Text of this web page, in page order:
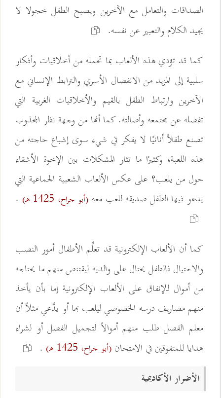
الصداقات والتعامل مع الآخرين ويصبح الطفل خجولا لا
يجيد الكلام والتعبير عن نفسه.
كما قد تؤدي هذه الألعاب بما تحمله من أخلاقيات وأفكار
سلبية إلى المزيد من الانفصال الأسري والترابط الإنساني مع
الآخرين وارتباط الطفل بالقيم والأخلاقيات الغربية التي
تفصله عن مجتمعه وأصالته. كما أنها من وجهة نظر المجذوب
تصنع طفلاً أنانيًا لا يفكر في شيء سوى إشباع حاجته من
هذه اللعبة، وكثيرًا ما تثار المشكلات بين الإخوة الأشقاء
حول من يلعب؟ على عكس الألعاب الشعبية الجماعية التي
يدعو فيها الطفل صديقه للعب معه (أبو جراح، 1425 هـ) .
كما أن الألعاب الإلكترونية قد تعلِّم الأطفال أمور النصب
والاحتيال فالطفل يحتال على والديه ليقتنص منهم ما يحتاجه
من أموال للإنفاق على الألعاب الإلكترونية إما بأن يأخذ
منهم مصاريف درسه الخصوصي ليلعب بها أو يدَّعي مثلاً أن
معلم الفصل طلب منهم أموالاً لتجميل الفصل أو لشراء
هدايا للمتفوقين في الامتحان(أبو جراح، 1425 هـ) .
الأضرار الأكاديمية